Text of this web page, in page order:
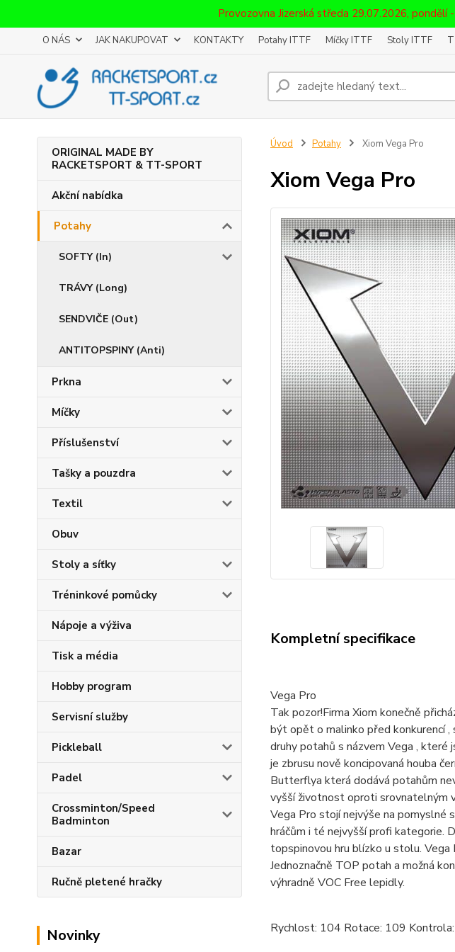
Provozovna Jizerská středa 29.07.2026,
O NÁS JAK NAKUPOVAT KONTAKTY Potahy ITTF Míčky ITTF Stoly ITTF
ORIGINAL MADE BY
RACKETSPORT & TT-SPORT
Akční nabídka
Potahy
SOFTY (In)
TRÁVY (Long)
SENDVIČE (Out)
ANTITOPSPINY (Anti)
Prkna
Míčky
Příslušenství
Tašky a pouzdra
Textil
Obuv
Stoly a síťky
Tréninkové pomůcky
Nápoje a výživa
Tisk a média
Hobby program
Servisní služby
Pickleball
Padel
Crossminton/Speed
Badminton
Bazar
Ručně pletené hračky
Novinky
Úvod Potahy Xiom Vega Pro
Xiom Vega Pro
Kompletní specifikace
Vega Pro
Tak pozor!Firma Xiom konečně
být opět o malinko před konkurencí
druhy potahů s názvem Vega , které
je zbrusu nově koncipovaná houba
Butterflya která dodává potahům
vyšší životnost oproti srovnatelným
Vega Pro stojí nejvýše na pomyslné
hráčům i té nejvyšší profi kategorie.
topspinovou hru blízko u stolu. Vega
Jednoznačně TOP potah a možná
výhradně VOC Free lepidly.
Rychlost: 104 Rotace: 109